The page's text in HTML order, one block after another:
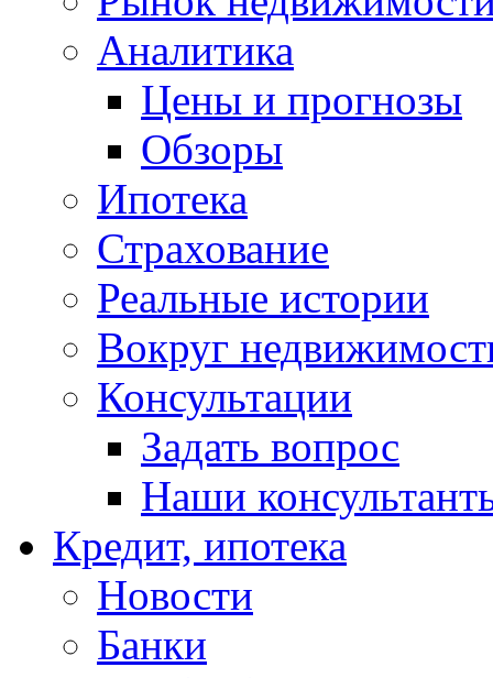
Аналитика
Цены и прогнозы
Обзоры
Ипотека
Страхование
Реальные истории
Вокруг
Консультации
Задать вопрос
Наши
Кредит, ипотека
Новости
Банки